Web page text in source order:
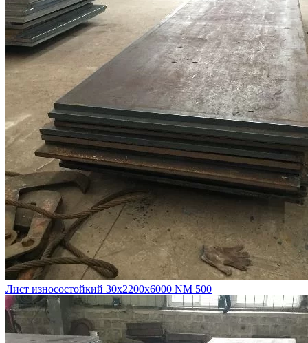
Лист износостойкий 30х2200х6000 NM 500